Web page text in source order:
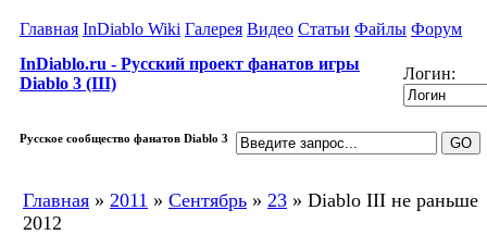
Главная InDiablo Wiki Галерея Видео Статьи Файлы Форум
InDiablo.ru - Русский проект фанатов игры
Diablo 3 (III)
Логин:
Русское сообщество фанатов Diablo 3
Главная » 2011 » Сентябрь » 23 » Diablo III не раньше
2012